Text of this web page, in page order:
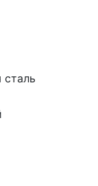
сталь